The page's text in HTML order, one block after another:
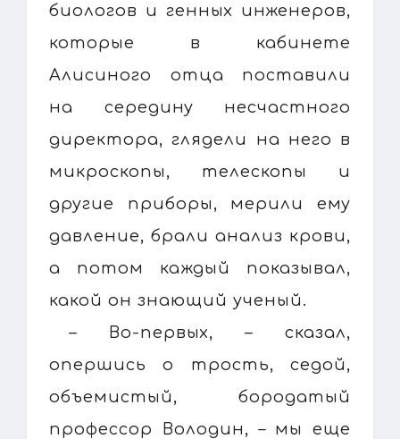
биологов и генных инженеров,
которые в кабинете
Алисиного отца поставили
на середину несчастного
директора, глядели на него в
микроскопы, телескопы и
другие приборы, мерили ему
давление, брали анализ крови,
а потом каждый показывал,
какой он знающий ученый.
– Во-первых, – сказал,
опершись о трость, седой,
объемистый, бородатый
профессор Володин, – мы еще